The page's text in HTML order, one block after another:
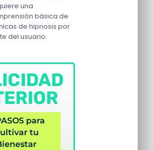
una
básica de
de hipnosis por
del usuario.
para
tu